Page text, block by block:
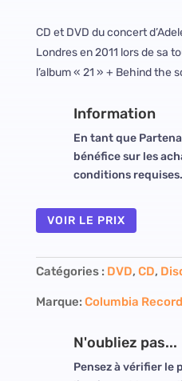
CD et DVD du concert
Londres en 2011 lors de sa
l’album « 21 » + Behind the
Information
En tant que
bénéfice sur les
conditions requises.
VOIR LE PRIX
Catégories : DVD, CD,
Marque:Columbia
N'oubliez pas...
Pensez à vérifier le